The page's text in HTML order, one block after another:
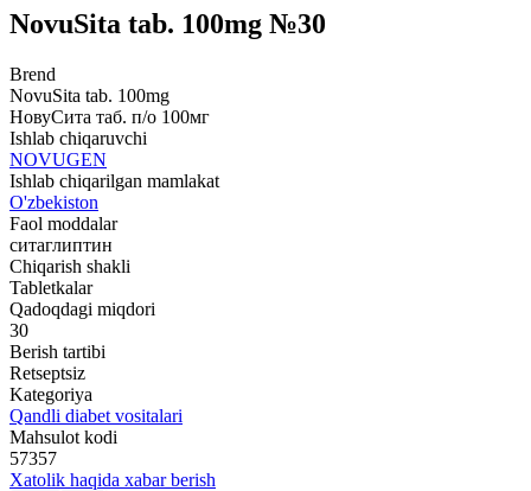
NovuSita tab. 100mg №30
Brend
NovuSita tab. 100mg
НовуСита таб. п/о 100мг
Ishlab chiqaruvchi
NOVUGEN
Ishlab chiqarilgan mamlakat
O'zbekiston
Faol moddalar
ситаглиптин
Chiqarish shakli
Tabletkalar
Qadoqdagi miqdori
30
Berish tartibi
Retseptsiz
Kategoriya
Qandli diabet vositalari
Mahsulot kodi
57357
Xatolik haqida xabar berish